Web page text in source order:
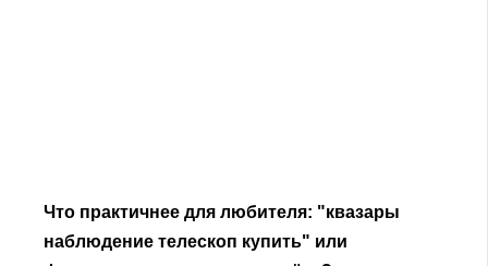
Что практичнее для любителя: "квазары
наблюдение телескоп купить" или